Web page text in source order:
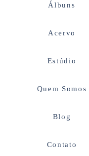
Álbuns
Acervo
Estúdio
Quem Somos
Blog
Contato